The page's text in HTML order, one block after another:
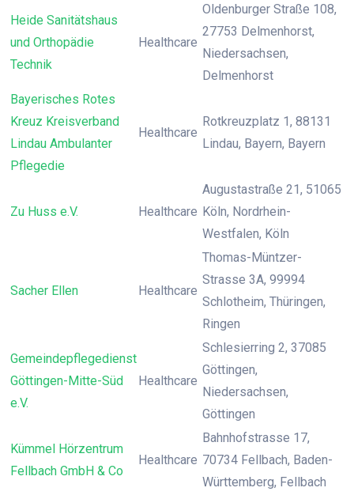
Heide Sanitätshaus
und Orthopädie
Technik
Healthcare
Oldenburger Straße 108,
27753 Delmenhorst,
Niedersachsen,
Delmenhorst
Bayerisches Rotes
Kreuz Kreisverband
Lindau Ambulanter
Pflegedie
Healthcare
Rotkreuzplatz 1, 88131
Lindau, Bayern, Bayern
Zu Huss e.V. Healthcare
Augustastraße 21, 51065
Köln, Nordrhein-
Westfalen, Köln
Sacher Ellen Healthcare
Thomas-Müntzer-
Strasse 3A, 99994
Schlotheim, Thüringen,
Ringen
Gemeindepflegedienst
Göttingen-Mitte-Süd
e.V.
Healthcare
Schlesierring 2, 37085
Göttingen,
Niedersachsen,
Göttingen
Kümmel Hörzentrum
Fellbach GmbH & Co
Healthcare
Bahnhofstrasse 17,
70734 Fellbach, Baden-
Württemberg, Fellbach